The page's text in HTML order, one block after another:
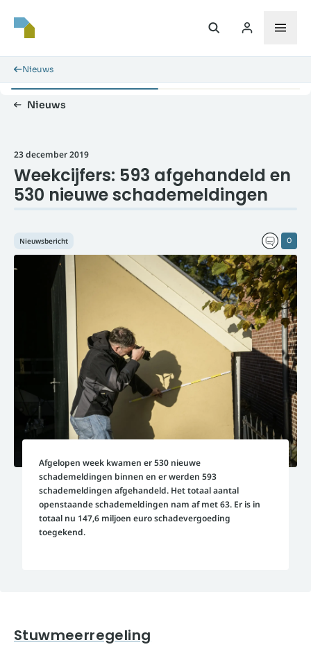
Nieuws
Nieuws
23 december 2019
Weekcijfers: 593 afgehandeld en
530 nieuwe schademeldingen
0
Nieuwsbericht
Afgelopen week kwamen er 530 nieuwe
schademeldingen binnen en er werden 593
schademeldingen afgehandeld. Het totaal aantal
openstaande schademeldingen nam af met 63. Er is in
totaal nu 147,6 miljoen euro schadevergoeding
toegekend.
Stuwmeerregeling